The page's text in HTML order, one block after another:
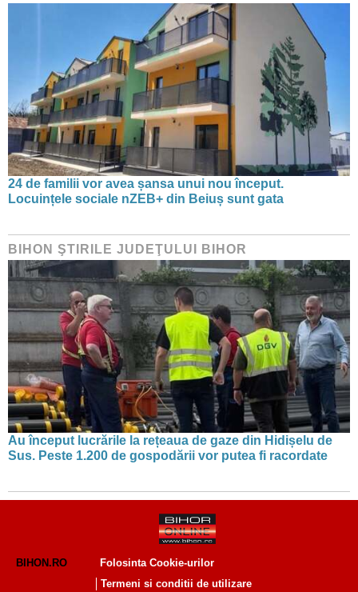
24 de familii vor avea șansa unui nou început.
Locuințele sociale nZEB+ din Beiuș sunt gata
BIHON ŞTIRILE JUDEŢULUI BIHOR
Au început lucrările la rețeaua de gaze din Hidișelu de
Sus. Peste 1.200 de gospodării vor putea fi racordate
BIHON.RO
Folosinta Cookie-urilor
Termeni si conditii de utilizare